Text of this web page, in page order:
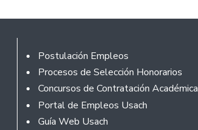
Footer
Postulación Empleos
Procesos de Selección Honorarios
Concursos de Contratación Académica
Portal de Empleos Usach
Guía Web Usach